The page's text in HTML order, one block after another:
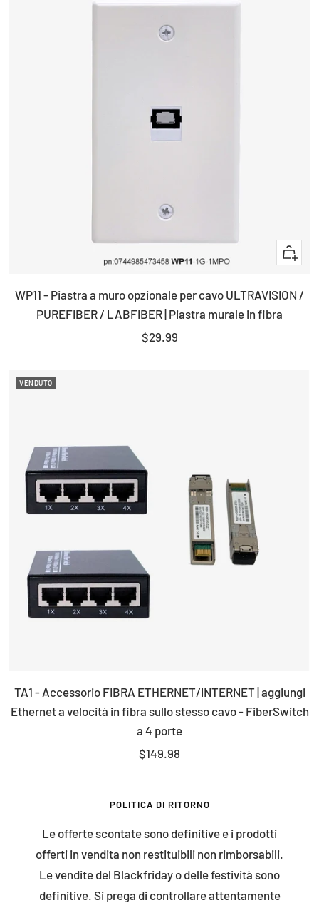
+
WP11 - Piastra a muro opzionale per cavo ULTRAVISION /
PUREFIBER / LABFIBER | Piastra murale in fibra
Prezzo
$29.99
VENDUTO
TA1 - Accessorio FIBRA ETHERNET/INTERNET | aggiungi
Ethernet a velocità in fibra sullo stesso cavo - FiberSwitch
a 4 porte
Prezzo
$149.98
POLITICA DI RITORNO
Le offerte scontate sono definitive e i prodotti
offerti in vendita non restituibili non rimborsabili.
Le vendite del Blackfriday o delle festività sono
definitive. Si prega di controllare attentamente